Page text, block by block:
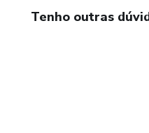
Tenho outras